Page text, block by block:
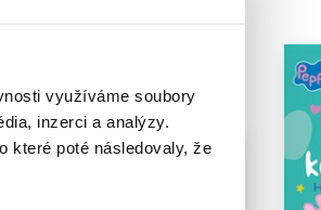
využíváme soubory
inzerci a analýzy.
které poté následovaly, že